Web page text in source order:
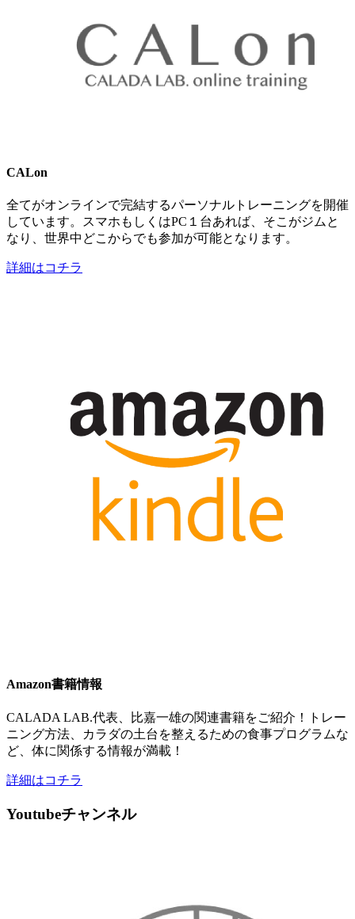
CALon
全てがオンラインで完結するパーソナルトレーニングを開催
しています。スマホもしくはPC１台あれば、そこがジムと
なり、世界中どこからでも参加が可能となります。
詳細はコチラ
Amazon書籍情報
CALADA LAB.代表、比嘉一雄の関連書籍をご紹介！トレー
ニング方法、カラダの土台を整えるための食事プログラムな
ど、体に関係する情報が満載！
詳細はコチラ
Youtubeチャンネル